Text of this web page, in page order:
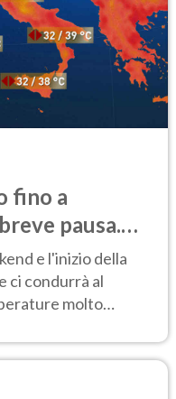
fino a
pausa.
e l'inizio della
ci condurrà al
molto